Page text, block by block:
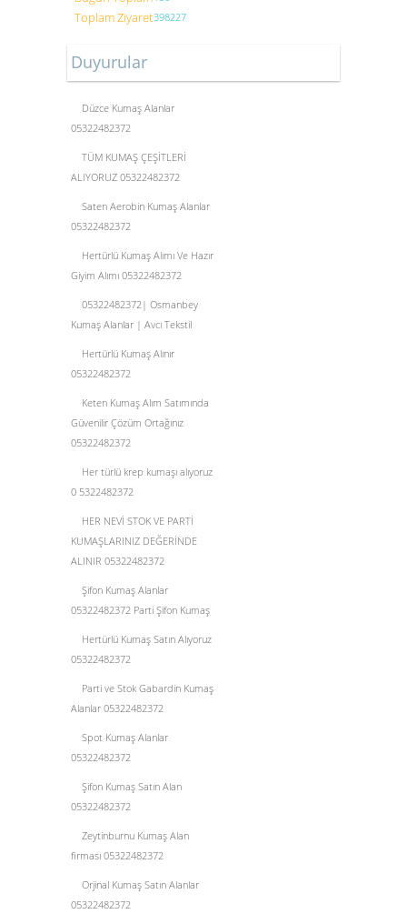
Toplam Ziyaret398227
Duyurular
Düzce Kumaş Alanlar
05322482372
TÜM KUMAŞ ÇEŞİTLERİ
ALIYORUZ 05322482372
Saten Aerobin Kumaş Alanlar
05322482372
Hertürlü Kumaş Alımı Ve Hazır
Giyim Alımı 05322482372
05322482372| Osmanbey
Kumaş Alanlar | Avcı Tekstil
Hertürlü Kumaş Alınır
05322482372
Keten Kumaş Alım Satımında
Güvenilir Çözüm Ortağınız
05322482372
Her türlü krep kumaşı alıyoruz
0 5322482372
HER NEVİ STOK VE PARTİ
KUMAŞLARINIZ DEĞERİNDE
ALINIR 05322482372
Şifon Kumaş Alanlar
05322482372 Parti Şifon Kumaş
Hertürlü Kumaş Satın Alıyoruz
05322482372
Parti ve Stok Gabardin Kumaş
Alanlar 05322482372
Spot Kumaş Alanlar
05322482372
Şifon Kumaş Satın Alan
05322482372
Zeytinburnu Kumaş Alan
firması 05322482372
Orjinal Kumaş Satın Alanlar
05322482372